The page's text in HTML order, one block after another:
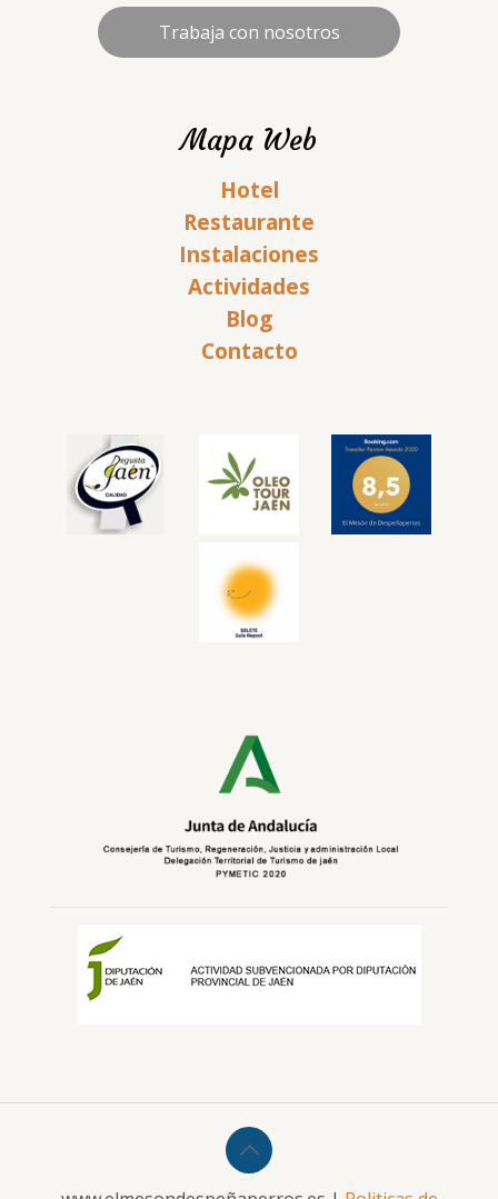
Trabaja con nosotros
Mapa Web
Hotel
Restaurante
Instalaciones
Actividades
Blog
Contacto